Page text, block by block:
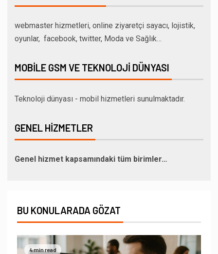
webmaster hizmetleri, online ziyaretçi sayacı, lojistik,
oyunlar, facebook, twitter, Moda ve Sağlık…
MOBILE GSM VE TEKNOLOJI DÜNYASI
Teknoloji dünyası - mobil hizmetleri sunulmaktadır.
GENEL HIZMETLER
Genel hizmet kapsamındaki tüm birimler…
BU KONULARADA GÖZAT
4 min read